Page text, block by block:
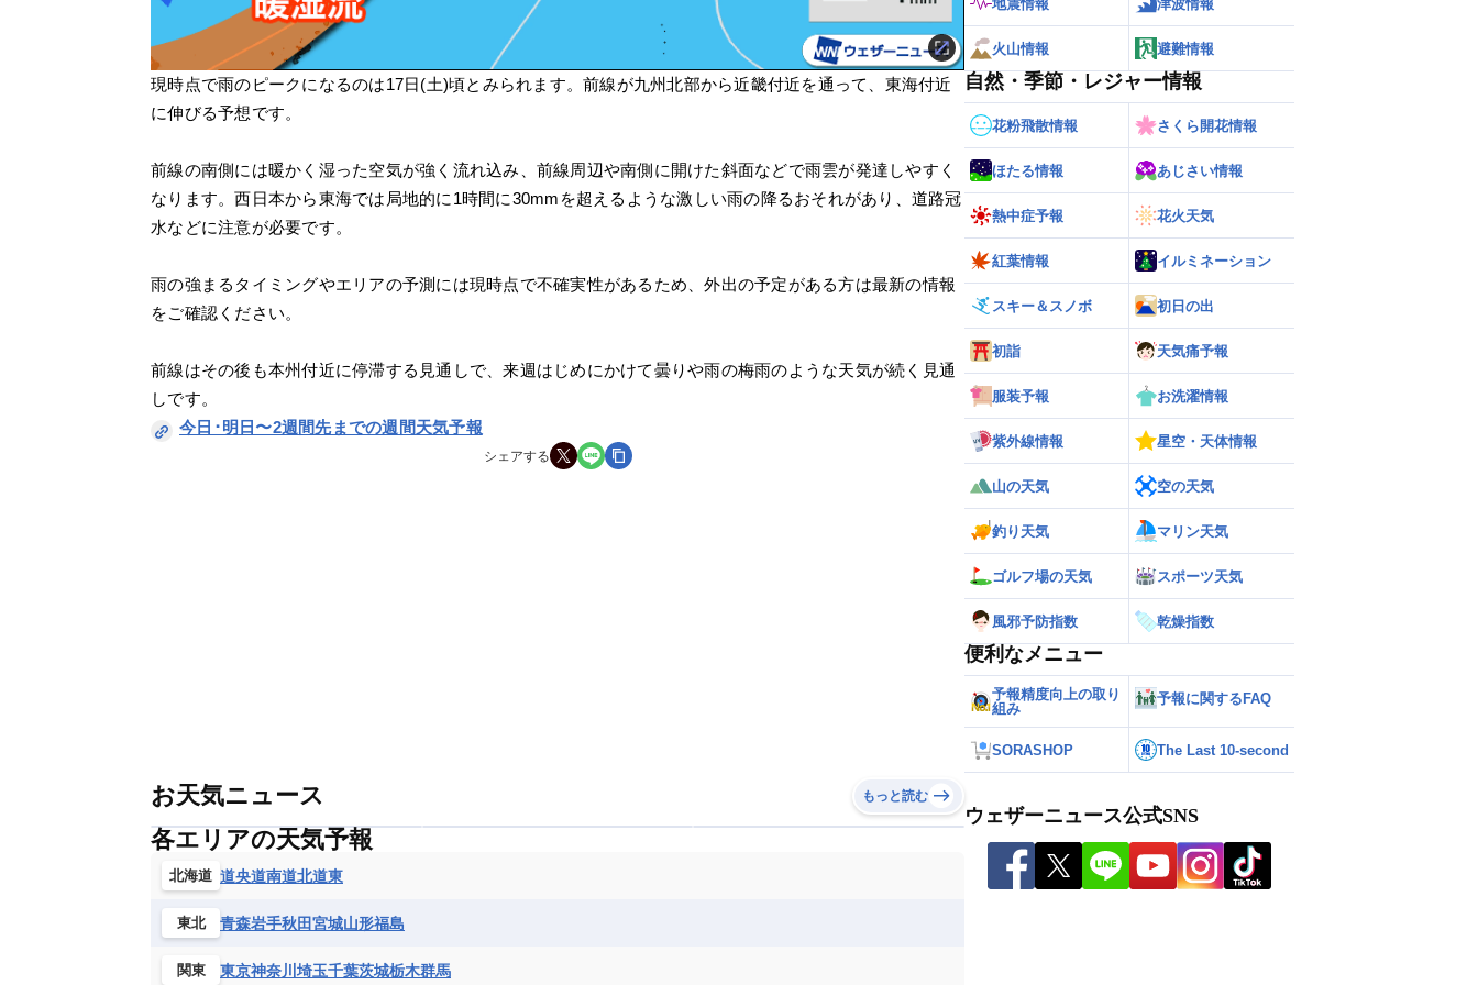
現時点で雨のピークになるのは17日(土)頃とみられます。前線が九州北部から近畿付近を通って、東海付近
に伸びる予想です。
前線の南側には暖かく湿った空気が強く流れ込み、前線周辺や南側に開けた斜面などで雨雲が発達しやすく
なります。西日本から東海では局地的に1時間に30mmを超えるような激しい雨の降るおそれがあり、道路冠
水などに注意が必要です。
雨の強まるタイミングやエリアの予測には現時点で不確実性があるため、外出の予定がある方は最新の情報
をご確認ください。
前線はその後も本州付近に停滞する見通しで、来週はじめにかけて曇りや雨の梅雨のような天気が続く見通
しです。
今日･明日〜2週間先までの週間天気予報
シェアする
お天気ニュース もっと読む
各エリアの天気予報
北海道 道央道南道北道東
東北 青森岩手秋田宮城山形福島
関東 東京神奈川 埼玉千葉茨城栃木群馬
地震情報 津波情報
火山情報 避難情報
自然・季節・レジャー情報
花粉飛散情報 さくら開花情報
ほたる情報 あじさい情報
熱中症予報 花火天気
紅葉情報 イルミネーション
スキー＆スノボ 初日の出
初詣 天気痛予報
服装予報 お洗濯情報
紫外線情報 星空・天体情報
山の天気 空の天気
釣り天気 マリン天気
ゴルフ場の天気 スポーツ天気
風邪予防指数 乾燥指数
便利なメニュー
予報精度向上の取り
組み
予報に関するFAQ
SORASHOP The Last 10-second
ウェザーニュース公式SNS